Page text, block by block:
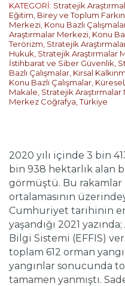
KATEGORİ: Stratejik
Eğitim, Birey ve Toplum
Merkezi Konu Bazlı
Araştırmalar Merkezi Konu
Terörizm Stratejik
Hukuk Stratejik Araştırmalar
İstihbarat ve Siber Güvenlik
Bazlı Çalışmalar Kırsal
Konu Bazlı Çalışmalar
Makale Stratejik
Merkez Coğrafya ,Türkiye
2020 yılı içinde 3 bin
bin 938 hektarlık alan
görmüştü. Bu rakamlar
ortalamasının
Cumhuriyet tarihinin
yaşandığı 2021
Bilgi Sistemi (EFFIS)
toplam 612 orman
yangınlar sonucunda
tamamen yanmıştı.